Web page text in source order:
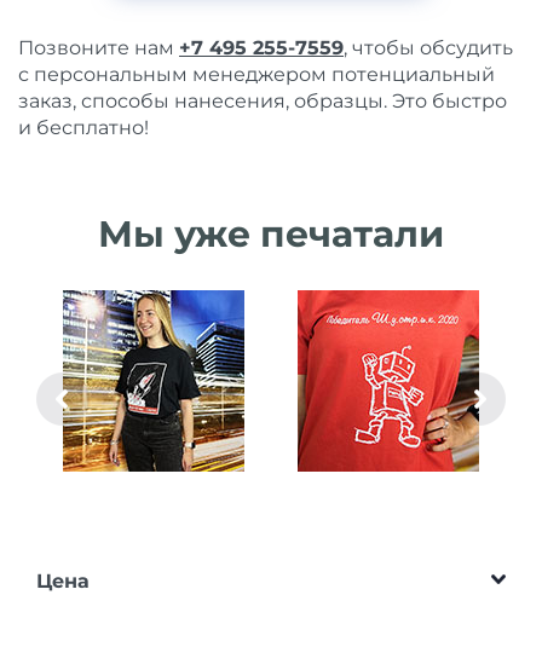
Позвоните нам +7 495 255-7559, чтобы обсудить
с персональным менеджером потенциальный
заказ, способы нанесения, образцы. Это быстро
и бесплатно!
Мы уже печатали
Цена